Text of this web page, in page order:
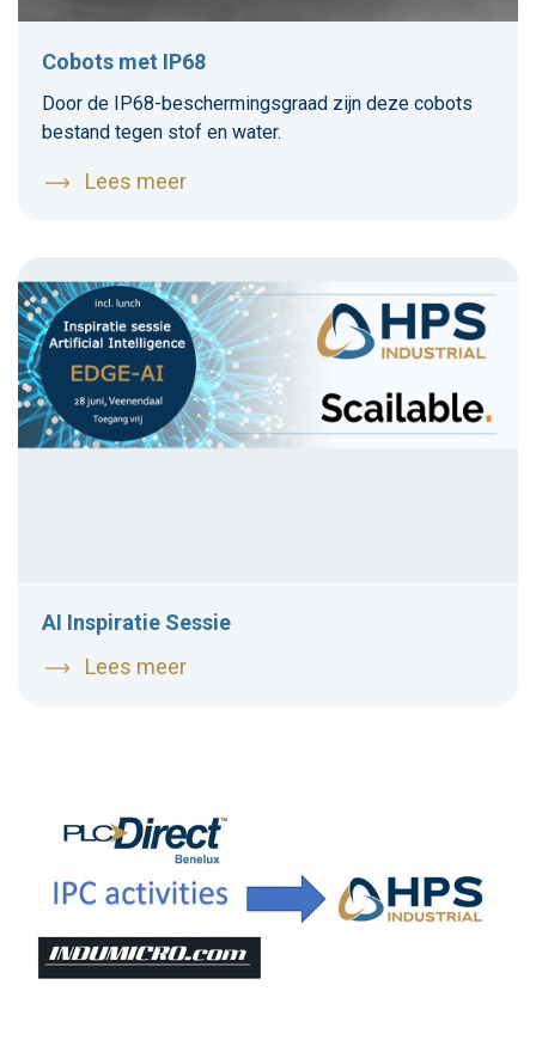
Cobots met IP68
Door de IP68-beschermingsgraad zijn deze cobots
bestand tegen stof en water.
Lees meer
AI Inspiratie Sessie
Lees meer